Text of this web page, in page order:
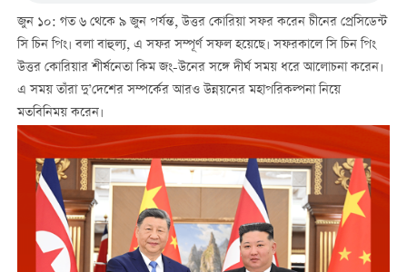
জুন ১০: গত ৬ থেকে ৯ জুন পর্যন্ত, উত্তর কোরিয়া সফর করেন চীনের প্রেসিডেন্ট
সি চিন পিং। বলা বাহুল্য, এ সফর সম্পূর্ণ সফল হয়েছে। সফরকালে সি চিন পিং
উত্তর কোরিয়ার শীর্ষনেতা কিম জং-উনের সঙ্গে দীর্ঘ সময় ধরে আলোচনা করেন।
এ সময় তাঁরা দু’দেশের সম্পর্কের আরও উন্নয়নের মহাপরিকল্পনা নিয়ে
মতবিনিময় করেন।